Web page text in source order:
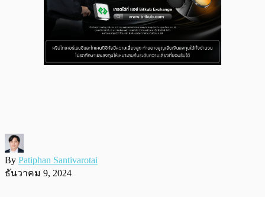
By Patiphan Santivarotai
ธันวาคม 9, 2024